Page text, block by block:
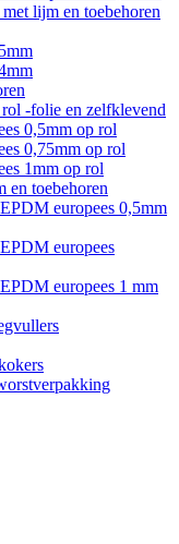
lijm en toebehoren
-folie en zelfklevend
0,5mm op rol
0,75mm op rol
1mm op rol
en toebehoren
europees 0,5mm
europees
europees 1 mm